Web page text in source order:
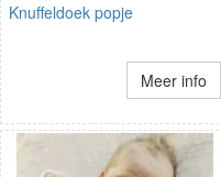
Knuffeldoek popje
Meer info